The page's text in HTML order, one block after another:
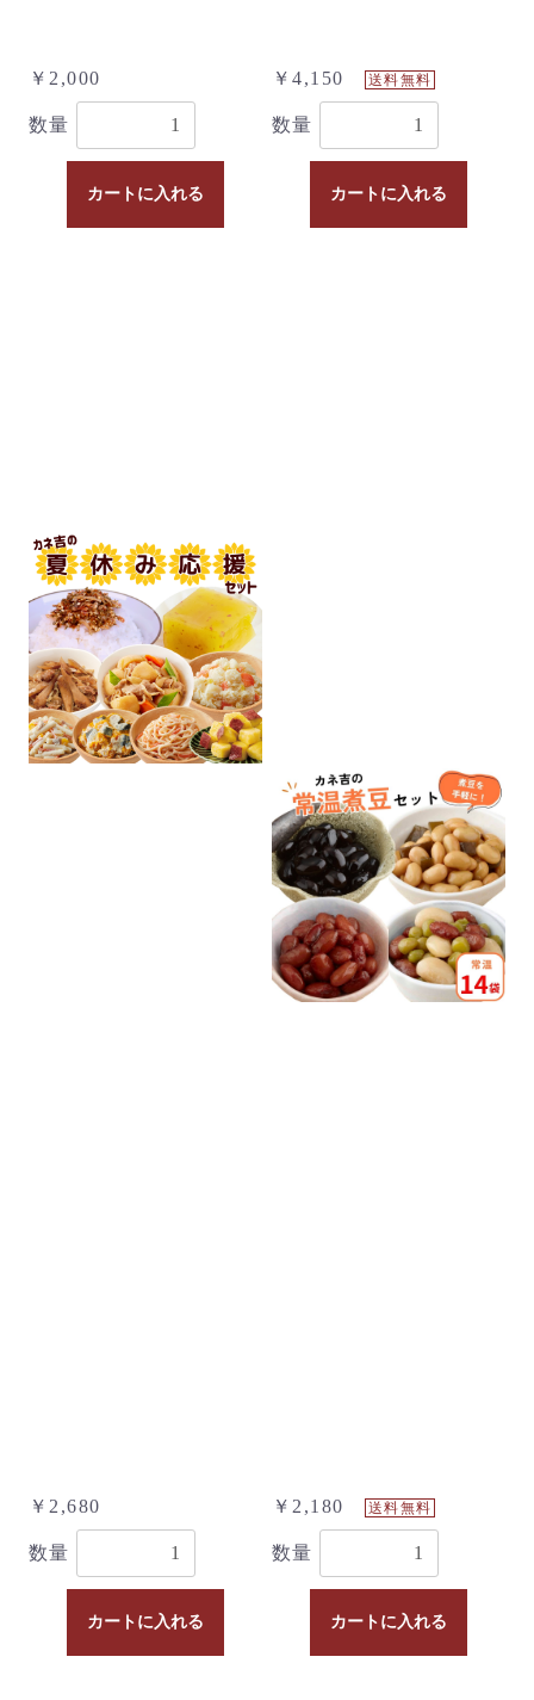
￥2,000
数量
カートに入れる
￥4,150 送料無料
数量
カートに入れる
￥2,680
数量
カートに入れる
￥2,180 送料無料
数量
カートに入れる